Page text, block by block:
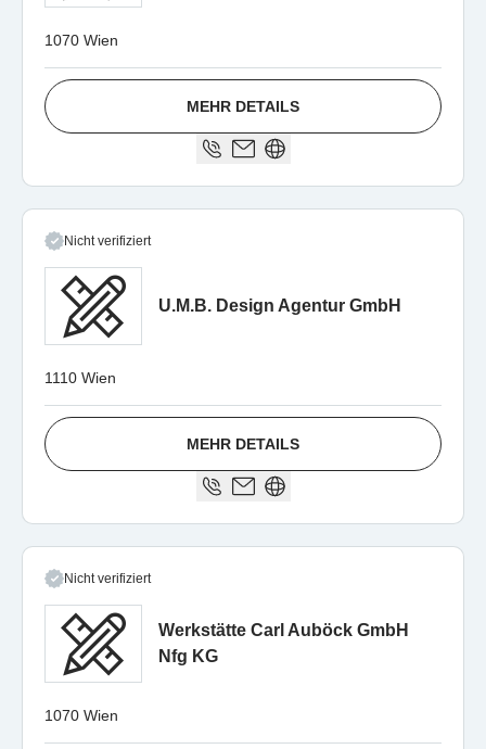
1070 Wien
MEHR DETAILS
Nicht verifiziert
U.M.B. Design Agentur GmbH
1110 Wien
MEHR DETAILS
Nicht verifiziert
Werkstätte Carl Auböck GmbH
Nfg KG
1070 Wien